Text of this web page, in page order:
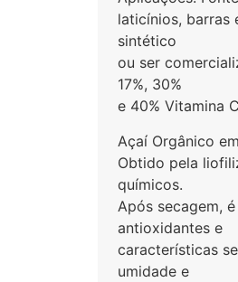
laticínios, barras
sintético
ou ser
17%, 30%
e 40% Vitamina
Açaí Orgânico
Obtido pela
químicos.
Após secagem,
antioxidantes e
características
umidade e